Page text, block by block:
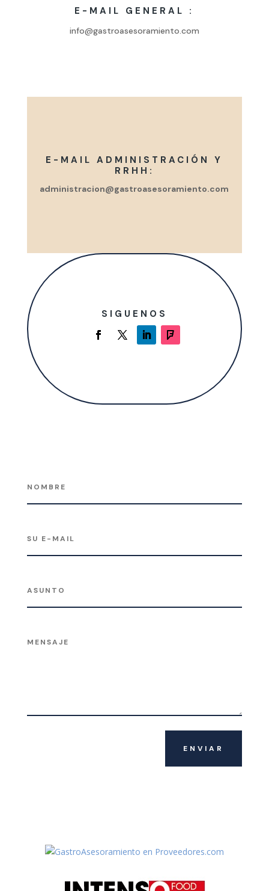
E-MAIL GENERAL :
info@gastroasesoramiento.com
E-MAIL ADMINISTRACIÓN Y
RRHH:
administracion@gastroasesoramiento.com
SIGUENOS
ENVIAR